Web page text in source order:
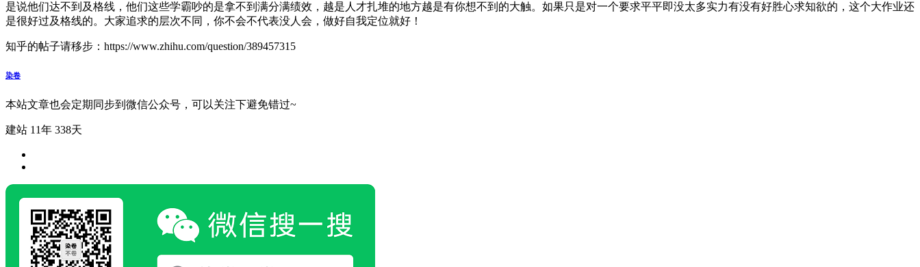
是说他们达不到及格线，他们这些学霸吵的是拿不到满分满绩效，越是人才扎堆的地方越是有你想不到的大触。如果只是对一个要求平平即没太多实力有没有好胜心求知欲的，这个大作业还
是很好过及格线的。大家追求的层次不同，你不会不代表没人会，做好自我定位就好！
知乎的帖子请移步：https://www.zhihu.com/question/389457315
染卷
本站文章也会定期同步到微信公众号，可以关注下避免错过~
建站 11年 338天